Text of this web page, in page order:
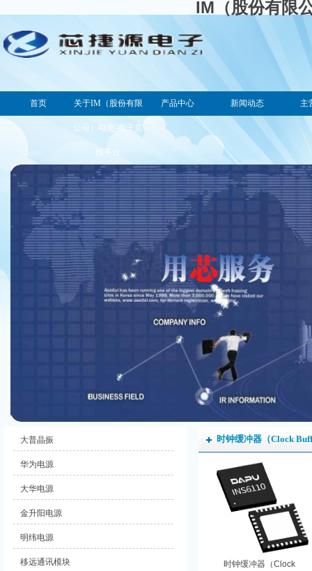
IM（股份有限
首页 关于IM（股份有限
公司）电竞-电子竞
技平台
产品中心 新闻动态 主
时钟缓冲器（Clock
时钟缓冲器（Clock
大普晶振
华为电源
大华电源
金升阳电源
明纬电源
移远通讯模块